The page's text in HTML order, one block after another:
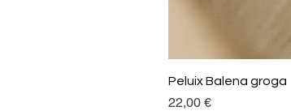
Peluix Balena groga
Preu
22,00 €